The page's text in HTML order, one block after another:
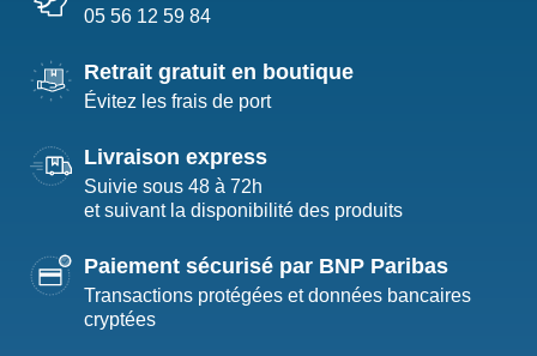
05 56 12 59 84
Retrait gratuit en boutique
Évitez les frais de port
Livraison express
Suivie sous 48 à 72h
et suivant la disponibilité des produits
Paiement sécurisé par BNP Paribas
Transactions protégées et données bancaires
cryptées